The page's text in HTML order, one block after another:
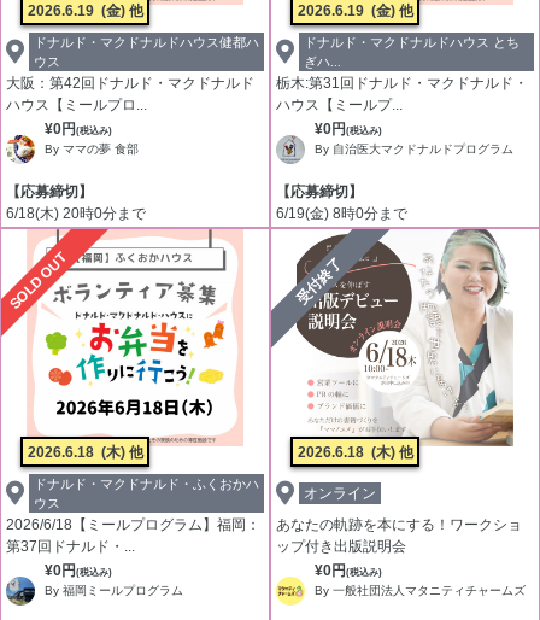
2026.6.19 (金) 他
ドナルド・マクドナルドハウス健都ハ
ウス
大阪：第42回ドナルド・マクドナルド
ハウス【ミールプロ...
¥0円 (税込み)
By ママの夢 食部
【応募締切】
6/18(木) 20時0分まで
2026.6.19 (金) 他
ドナルド・マクドナルドハウス とち
ぎハ...
栃木:第31回ドナルド・マクドナルド・
ハウス【ミールプ...
¥0円 (税込み)
By 自治医大マクドナルドプログラム
【応募締切】
6/19(金) 8時0分まで
SOLD OUT
2026.6.18 (木) 他
ドナルド・マクドナルド・ふくおかハ
ウス
2026/6/18【ミールプログラム】福岡：
第37回ドナルド・...
¥0円 (税込み)
By 福岡ミールプログラム
受付終了
2026.6.18 (木) 他
オンライン
あなたの軌跡を本にする！ワークショ
ップ付き出版説明会
¥0円 (税込み)
By 一般社団法人マタニティチャームズ